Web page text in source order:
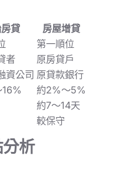
貸
房屋增貸
第一順位
者
原房貸戶
資公司 原貸款銀行
約2%～5%
約7～14天
較保守
析